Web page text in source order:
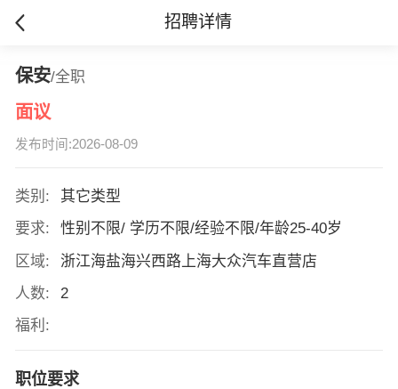
招聘详情
保安/全职
面议
发布时间:2026-08-09
类别:
其它类型
要求:
性别不限/ 学历不限/经验不限/年龄25-40岁
区域:
浙江海盐海兴西路上海大众汽车直营店
人数:
2
福利:
职位要求